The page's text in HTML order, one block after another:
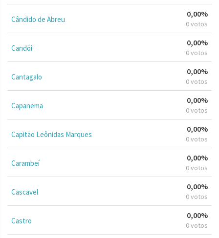
Cândido de Abreu
0,00%
0 votos
Candói
0,00%
0 votos
Cantagalo
0,00%
0 votos
Capanema
0,00%
0 votos
Capitão Leônidas Marques
0,00%
0 votos
Carambeí
0,00%
0 votos
Cascavel
0,00%
0 votos
Castro
0,00%
0 votos